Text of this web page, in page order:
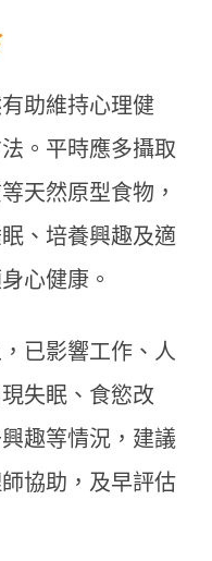
助維持心理健
。平時應多攝取
天然原型食物，
、培養興趣及適
心健康。
已影響工作、人
失眠、食慾改
趣等情況，建議
協助，及早評估